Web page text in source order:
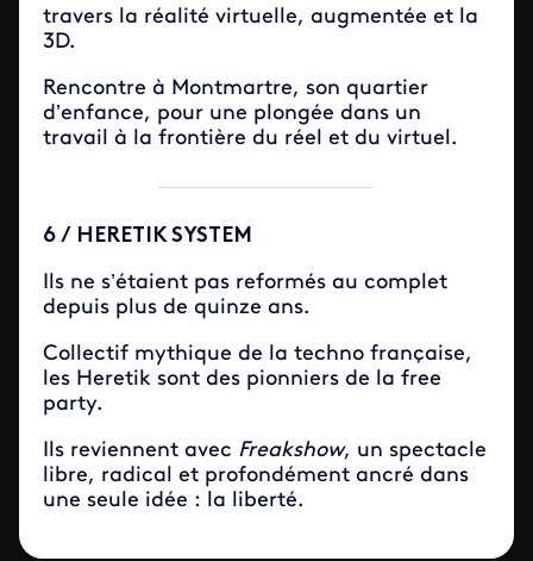
travers la réalité virtuelle, augmentée et la
3D.
Rencontre à Montmartre, son quartier
d’enfance, pour une plongée dans un
travail à la frontière du réel et du virtuel.
6 / HERETIK SYSTEM
Ils ne s’étaient pas reformés au complet
depuis plus de quinze ans.
Collectif mythique de la techno française,
les Heretik sont des pionniers de la free
party.
Ils reviennent avec Freakshow, un spectacle
libre, radical et profondément ancré dans
une seule idée : la liberté.